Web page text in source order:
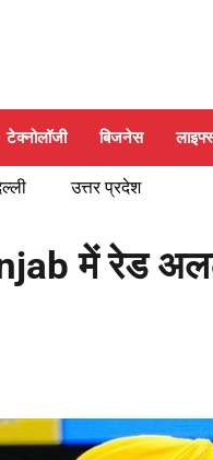
टेक्नोलॉजी बिजनेस
उत्तर प्रदेश
में रेड